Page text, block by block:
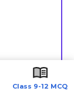
Class 9-12 MCQ